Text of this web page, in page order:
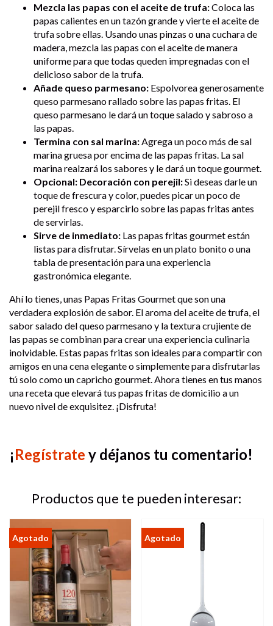
Mezcla las papas con el aceite de trufa:Coloca las
papas calientes en un tazón grande y vierte el aceite de
trufa sobre ellas. Usando unas pinzas o una cuchara de
madera, mezcla las papas con el aceite de manera
uniforme para que todas queden impregnadas con el
delicioso sabor de la trufa.
Añade queso parmesano: Espolvorea generosamente
queso parmesano rallado sobre las papas fritas. El
queso parmesano le dará un toque salado y sabroso a
las papas.
Termina con sal marina:Agrega un poco más de sal
marina gruesa por encima de las papas fritas. La sal
marina realzará los sabores y le dará un toque gourmet.
Opcional: Decoración con perejil:Si deseas darle un
toque de frescura y color, puedes picar un poco de
perejil fresco y esparcirlo sobre las papas fritas antes
de servirlas.
Sirve de inmediato: Las papas fritas gourmet están
listas para disfrutar. Sírvelas en un plato bonito o una
tabla de presentación para una experiencia
gastronómica elegante.
Ahí lo tienes, unas Papas Fritas Gourmet que son una
verdadera explosión de sabor. El aroma del aceite de trufa, el
sabor salado del queso parmesano y la textura crujiente de
las papas se combinan para crear una experiencia culinaria
inolvidable. Estas papas fritas son ideales para compartir con
amigos en una cena elegante o simplemente para disfrutarlas
tú solo como un capricho gourmet. Ahora tienes en tus manos
una receta que elevará tus papas fritas de domicilio a un
nuevo nivel de exquisitez. ¡Disfruta!
¡Regístrate y déjanos tu comentario!
Productos que te pueden interesar: